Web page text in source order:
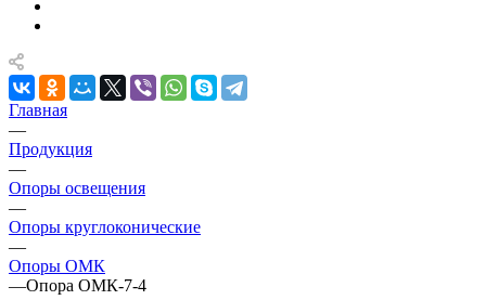
Главная
—
Продукция
—
Опоры освещения
—
Опоры круглоконические
—
Опоры ОМК
—Опора ОМК-7-4